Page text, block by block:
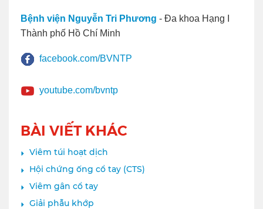
Bệnh viện Nguyễn Tri Phương - Đa khoa Hạng I
Thành phố Hồ Chí Minh
facebook.com/BVNTP
youtube.com/bvntp
BÀI VIẾT KHÁC
Viêm túi hoạt dịch
Hội chứng ống cổ tay (CTS)
Viêm gân cổ tay
Giải phẫu khớp